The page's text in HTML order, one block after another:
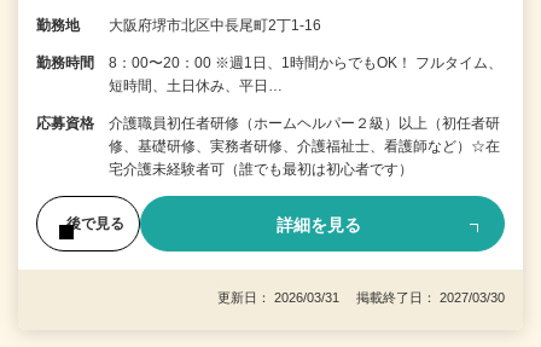
勤務地 大阪府堺市北区中長尾町2丁1-16
勤務時間
8：00〜20：00 ※週1日、1時間からでもOK！ フルタイム、
短時間、土日休み、平日…
応募資格
介護職員初任者研修（ホームヘルパー２級）以上（初任者研
修、基礎研修、実務者研修、介護福祉士、看護師など）☆在
宅介護未経験者可（誰でも最初は初心者です）
後で見る 詳細を見る
更新日： 2026/03/31 掲載終了日： 2027/03/30